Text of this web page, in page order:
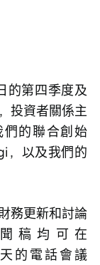
的第四季度及
投資者關係主
的聯合創始
，以及我們的
務更新和討論
稿均可在
天的電話會議